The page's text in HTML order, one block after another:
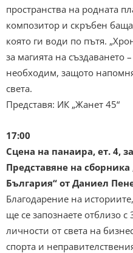
пространства на родната
композитор и скръбен
която ги води по пътя.
за магията на създаването
необходим, защото
света.
Представя: ИК „Жанет 45“
17:00
Сцена на панаира, ет. 4,
Представяне на
България“ от Даниел
Благодарение на
ще се запознаете отблизо
личности от света на
спорта и